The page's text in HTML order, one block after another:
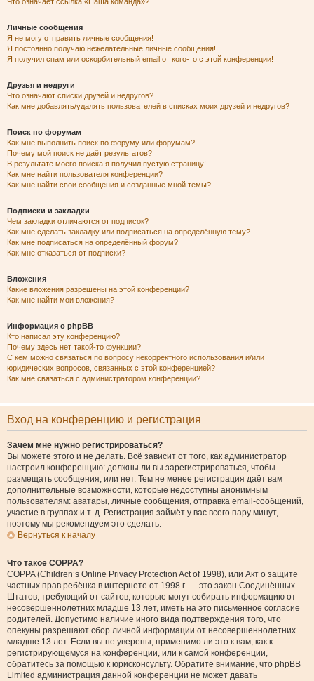
Личные сообщения
Я не могу отправить личные сообщения!
Я постоянно получаю нежелательные личные сообщения!
Я получил спам или оскорбительный email от кого-то с этой конференции!
Друзья и недруги
Что означают списки друзей и недругов?
Как мне добавлять/удалять пользователей в списках моих друзей и недругов?
Поиск по форумам
Как мне выполнить поиск по форуму или форумам?
Почему мой поиск не даёт результатов?
В результате моего поиска я получил пустую страницу!
Как мне найти пользователя конференции?
Как мне найти свои сообщения и созданные мной темы?
Подписки и закладки
Чем закладки отличаются от подписок?
Как мне сделать закладку или подписаться на определённую тему?
Как мне подписаться на определённый форум?
Как мне отказаться от подписки?
Вложения
Какие вложения разрешены на этой конференции?
Как мне найти мои вложения?
Информация о phpBB
Кто написал эту конференцию?
Почему здесь нет такой-то функции?
С кем можно связаться по вопросу некорректного использования и/или
юридических вопросов, связанных с этой конференцией?
Как мне связаться с администратором конференции?
Вход на конференцию и регистрация
Зачем мне нужно регистрироваться?
Вы можете этого и не делать. Всё зависит от того, как администратор
настроил конференцию: должны ли вы зарегистрироваться, чтобы
размещать сообщения, или нет. Тем не менее регистрация даёт вам
дополнительные возможности, которые недоступны анонимным
пользователям: аватары, личные сообщения, отправка email-сообщений,
участие в группах и т. д. Регистрация займёт у вас всего пару минут,
поэтому мы рекомендуем это сделать.
Вернуться к началу
Что такое COPPA?
COPPA (Children’s Online Privacy Protection Act of 1998), или Акт о защите
частных прав ребёнка в интернете от 1998 г. — это закон Соединённых
Штатов, требующий от сайтов, которые могут собирать информацию от
несовершеннолетних младше 13 лет, иметь на это письменное согласие
родителей. Допустимо наличие иного вида подтверждения того, что
опекуны разрешают сбор личной информации от несовершеннолетних
младше 13 лет. Если вы не уверены, применимо ли это к вам, как к
регистрирующемуся на конференции, или к самой конференции,
обратитесь за помощью к юрисконсульту. Обратите внимание, что phpBB
Limited администрация данной конференции не может давать